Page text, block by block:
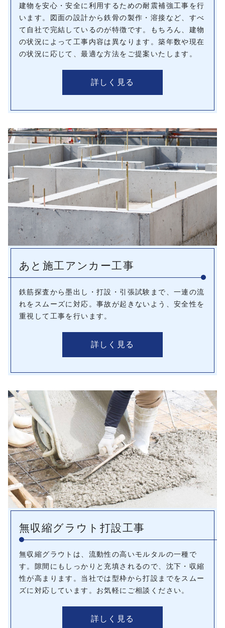
建物を安心・安全に利用するための耐震補強工事を行
います。図面の設計から鉄骨の製作・溶接など、すべ
て自社で完結しているのが特徴です。もちろん、建物
の状況によって工事内容は異なります。築年数や現在
の状況に応じて、最適な方法をご提案いたします。
詳しく見る
あと施工アンカー工事
鉄筋探査から墨出し・打設・引張試験まで、一連の流
れをスムーズに対応。事故が起きないよう、安全性を
重視して工事を行います。
詳しく見る
無収縮グラウト打設工事
無収縮グラウトは、流動性の高いモルタルの一種で
す。隙間にもしっかりと充填されるので、沈下・収縮
性が高まります。当社では型枠から打設までをスムー
ズに対応しています。お気軽にご相談ください。
詳しく見る